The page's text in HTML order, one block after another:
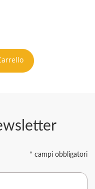
* campi obbligatori